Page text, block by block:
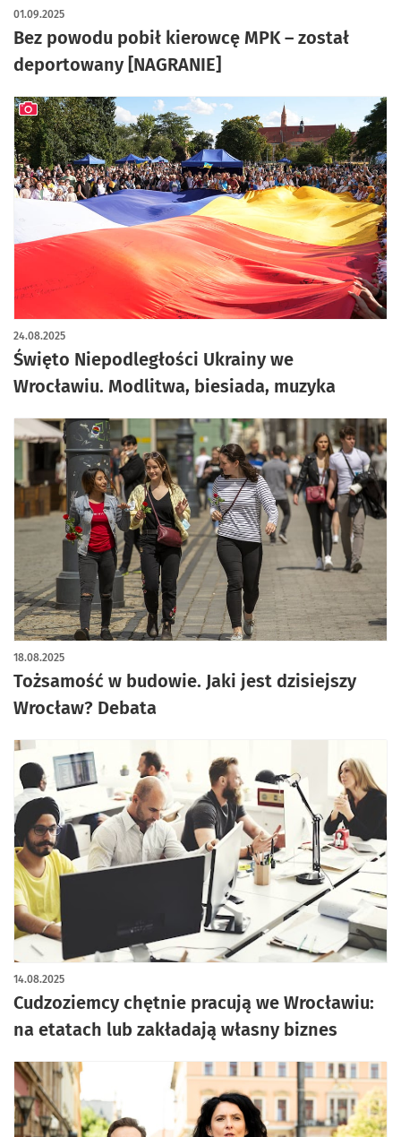
Bez powodu pobił kierowcę MPK – został
deportowany [NAGRANIE]
01.09.2025
artykuł z galerią zdjęć
Święto Niepodległości Ukrainy we
Wrocławiu. Modlitwa, biesiada, muzyka
24.08.2025
artykuł z galerią zdjęć
Tożsamość w budowie. Jaki jest dzisiejszy
Wrocław? Debata
18.08.2025
Cudzoziemcy chętnie pracują we Wrocławiu:
na etatach lub zakładają własny biznes
14.08.2025